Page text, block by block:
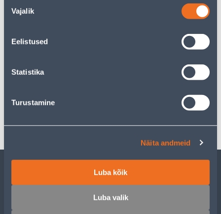
valik
Vajalik
Eelistused
Statistika
Turustamine
Näita andmeid
Luba kõik
Luba valik
TEENUSED